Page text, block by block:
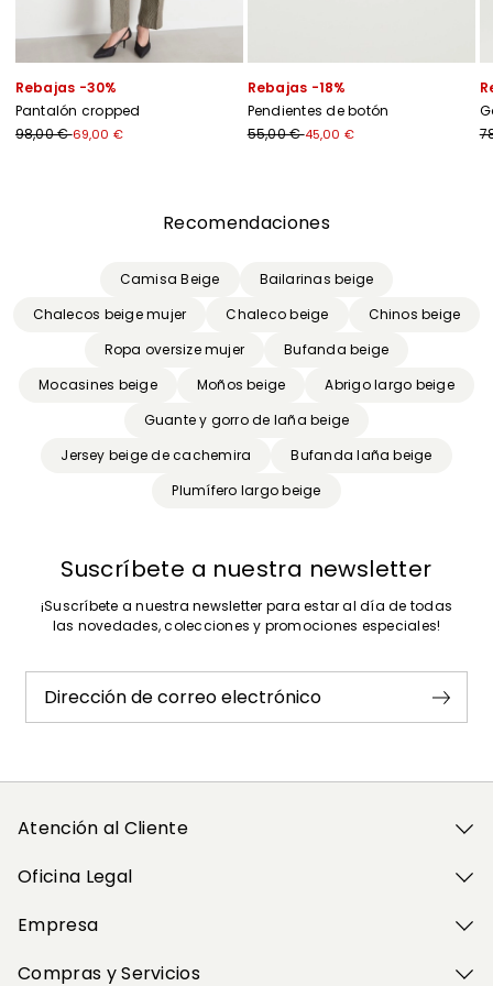
Rebajas -30%
Pantalón cropped
98,00 €69,00 €
Rebajas -18%
Pendientes de botón
55,00 €45,00 €
Recomendaciones
Camisa Beige
Bailarinas beige
Chalecos beige mujer
Chaleco beige
Chinos beige
Ropa oversize mujer
Bufanda beige
Mocasines beige
Moños beige
Abrigo largo beige
Guante y gorro de laña beige
Jersey beige de cachemira
Bufanda laña beige
Plumífero largo beige
Suscríbete a nuestra newsletter
¡Suscríbete a nuestra newsletter para estar al día de todas
las novedades, colecciones y promociones especiales!
Dirección de correo electrónico
Atención al Cliente
Oficina Legal
Empresa
Compras y Servicios